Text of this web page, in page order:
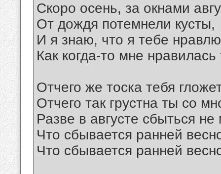
Скоро осень, за окнами
От дождя потемнели кусты,
И я знаю, что я тебе
Как когда-то мне нравилась
Отчего же тоска тебя
Отчего так грустна ты со
Разве в августе сбыться не
Что сбывается ранней
Что сбывается ранней